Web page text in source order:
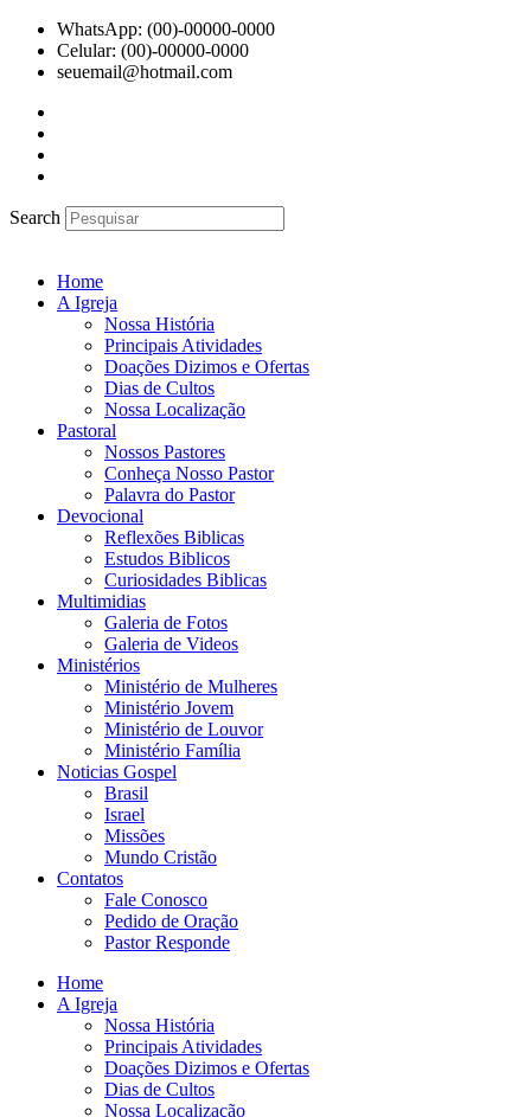
para
WhatsApp: (00)-00000-0000
Celular: (00)-00000-0000
seuemail@hotmail.com
Search
Home
A Igreja
Nossa História
Principais Atividades
Doações Dizimos e Ofertas
Dias de Cultos
Nossa Localização
Pastoral
Nossos Pastores
Conheça Nosso Pastor
Palavra do Pastor
Devocional
Reflexões Biblicas
Estudos Biblicos
Curiosidades Biblicas
Multimidias
Galeria de Fotos
Galeria de Videos
Ministérios
Ministério de Mulheres
Ministério Jovem
Ministério de Louvor
Ministério Família
Noticias Gospel
Brasil
Israel
Missões
Mundo Cristão
Contatos
Fale Conosco
Pedido de Oração
Pastor Responde
Home
A Igreja
Nossa História
Principais Atividades
Doações Dizimos e Ofertas
Dias de Cultos
Nossa Localização